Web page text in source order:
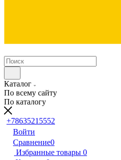
Каталог
По всему сайту
По каталогу
+78635215552
Войти
Сравнение0
Избранные товары 0